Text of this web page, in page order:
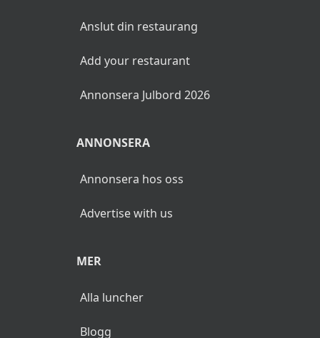
Anslut din restaurang
Add your restaurant
Annonsera Julbord 2026
ANNONSERA
Annonsera hos oss
Advertise with us
MER
Alla luncher
Blogg